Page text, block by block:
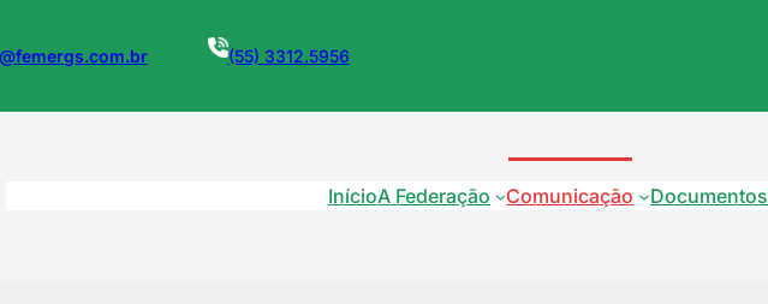
(55) 3312.5956
InícioA Federação Comunicação Documentos